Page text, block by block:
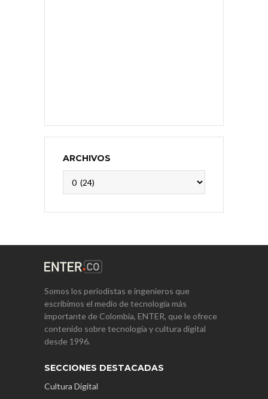
ARCHIVOS
Somos los periodistas e ingenieros que
escribimos el medio de tecnología más
importante de Colombia, ENTER, que le ofrece
contenido sobre tecnología y cultura digital
desde 1996.
SECCIONES DESTACADAS
Cultura Digital